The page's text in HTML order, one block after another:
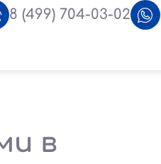
8 (499) 704-03-02
в